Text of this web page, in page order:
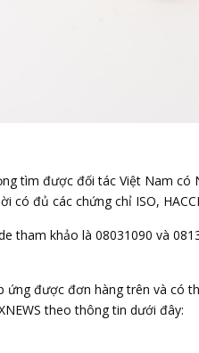
tìm được đối tác Việt Nam có
có đủ các chứng chỉ ISO,
tham khảo là 08031090 và
ứng được đơn hàng trên và có
theo thông tin dưới đây: